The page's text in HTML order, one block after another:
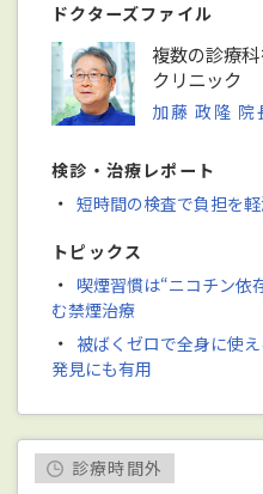
ドクターズファイル
複数の診療
クリニック
加藤 政隆 院
検診・治療レポート
・ 短時間の検査で負担を
トピックス
・ 喫煙習慣は“ニコチン依
む禁煙治療
・ 被ばくゼロで全身に使
発見にも有用
診療時間外